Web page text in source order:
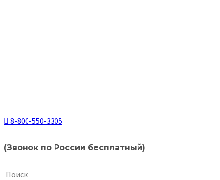
8-800-550-3305
(Звонок по России бесплатный)
Поиск